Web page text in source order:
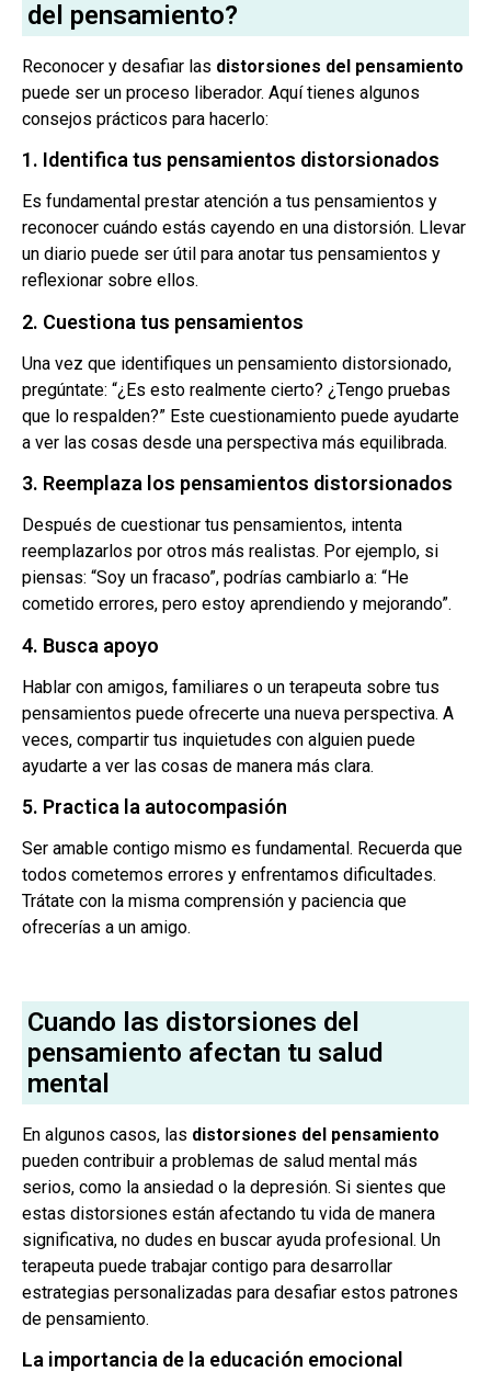
del pensamiento?
Reconocer y desafiar las distorsiones del pensamiento
puede ser un proceso liberador. Aquí tienes algunos
consejos prácticos para hacerlo:
1. Identifica tus pensamientos distorsionados
Es fundamental prestar atención a tus pensamientos y
reconocer cuándo estás cayendo en una distorsión. Llevar
un diario puede ser útil para anotar tus pensamientos y
reflexionar sobre ellos.
2. Cuestiona tus pensamientos
Una vez que identifiques un pensamiento distorsionado,
pregúntate: “¿Es esto realmente cierto? ¿Tengo pruebas
que lo respalden?” Este cuestionamiento puede ayudarte
a ver las cosas desde una perspectiva más equilibrada.
3. Reemplaza los pensamientos distorsionados
Después de cuestionar tus pensamientos, intenta
reemplazarlos por otros más realistas. Por ejemplo, si
piensas: “Soy un fracaso”, podrías cambiarlo a: “He
cometido errores, pero estoy aprendiendo y mejorando”.
4. Busca apoyo
Hablar con amigos, familiares o un terapeuta sobre tus
pensamientos puede ofrecerte una nueva perspectiva. A
veces, compartir tus inquietudes con alguien puede
ayudarte a ver las cosas de manera más clara.
5. Practica la autocompasión
Ser amable contigo mismo es fundamental. Recuerda que
todos cometemos errores y enfrentamos dificultades.
Trátate con la misma comprensión y paciencia que
ofrecerías a un amigo.
Cuando las distorsiones del
pensamiento afectan tu salud
mental
En algunos casos, las distorsiones del pensamiento
pueden contribuir a problemas de salud mental más
serios, como la ansiedad o la depresión. Si sientes que
estas distorsiones están afectando tu vida de manera
significativa, no dudes en buscar ayuda profesional. Un
terapeuta puede trabajar contigo para desarrollar
estrategias personalizadas para desafiar estos patrones
de pensamiento.
La importancia de la educación emocional